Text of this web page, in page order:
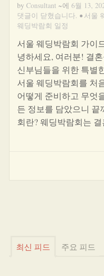
by Consultant ~에 6월 13,
댓글이 닫혔습니다. • 서울
웨딩박람회 일정
서울 웨딩박람회 가이
녕하세요, 여러분! 결
신부님들을 위한 특별
서울 웨딩박람회를 처
어떻게 준비하고 무엇
든 정보를 담았으니
회란? 웨딩박람회는 결
최신 피드 주요 피드